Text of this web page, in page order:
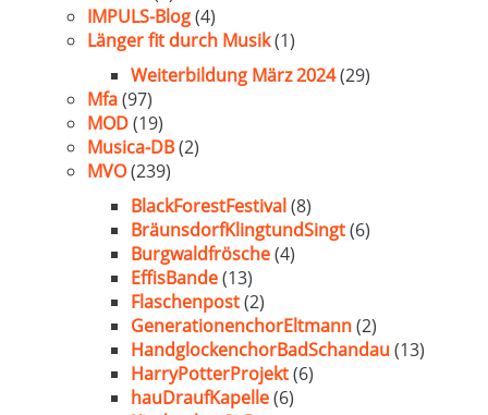
IMPULS-Blog(4)
Länger fit durch Musik(1)
Weiterbildung März 2024(29)
Mfa(97)
MOD(19)
Musica-DB(2)
MVO(239)
BlackForestFestival(8)
BräunsdorfKlingtundSingt(6)
Burgwaldfrösche(4)
EffisBande(13)
Flaschenpost(2)
GenerationenchorEltmann(2)
HandglockenchorBadSchandau(13)
HarryPotterProjekt(6)
hauDraufKapelle(6)